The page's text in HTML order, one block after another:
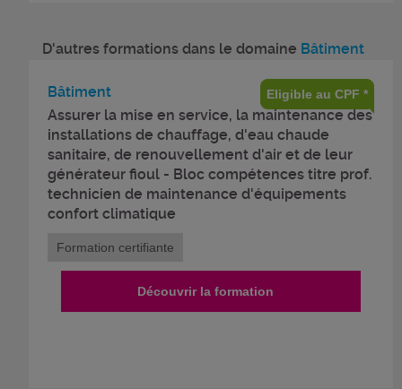
D'autres formations dans le domaine Bâtiment
Bâtiment
Assurer la mise en service, la maintenance des
installations de chauffage, d'eau chaude
sanitaire, de renouvellement d'air et de leur
générateur fioul - Bloc compétences titre prof.
technicien de maintenance d'équipements
confort climatique
Eligible au CPF *
Formation certifiante
Découvrir la formation